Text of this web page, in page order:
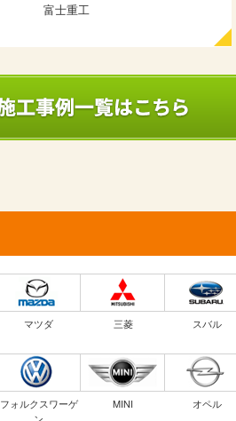
ﾄﾖﾀ ｱﾘｽﾄ
マツダ 三菱 スバル
フォルクスワーゲ
ン
MINI オペル